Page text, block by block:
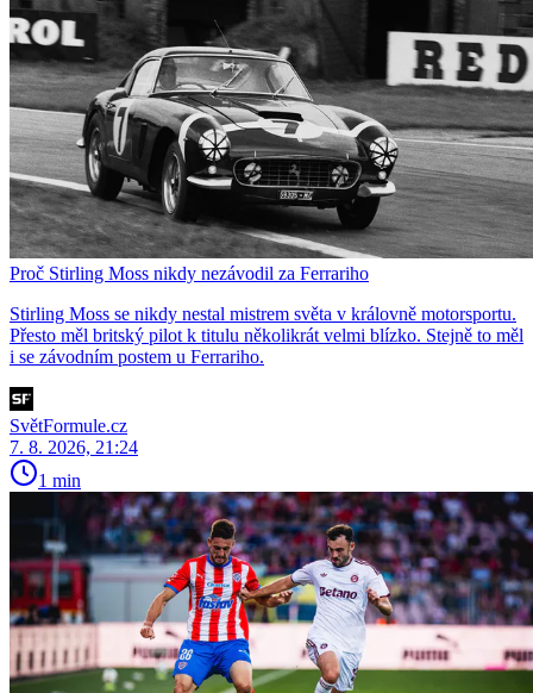
Proč Stirling Moss nikdy nezávodil za Ferrariho
Stirling Moss se nikdy nestal mistrem světa v královně motorsportu.
Přesto měl britský pilot k titulu několikrát velmi blízko. Stejně to měl
i se závodním postem u Ferrariho.
SvětFormule.cz
7. 8. 2026, 21:24
1 min